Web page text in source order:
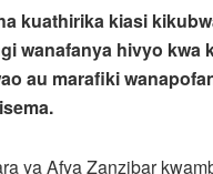
kuathirika kiasi
wanafanya hivyo kwa
au marafiki
ya Afya Zanzibar